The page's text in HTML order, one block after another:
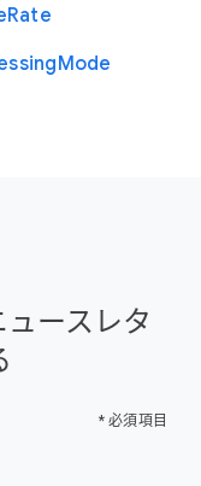
Rate
Mode
ースレタ
* 必須項目